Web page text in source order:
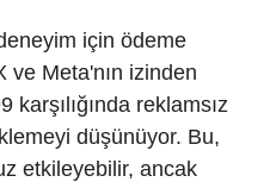
için ödeme
ve Meta'nın izinden
karşılığında reklamsız
düşünüyor. Bu,
etkileyebilir, ancak